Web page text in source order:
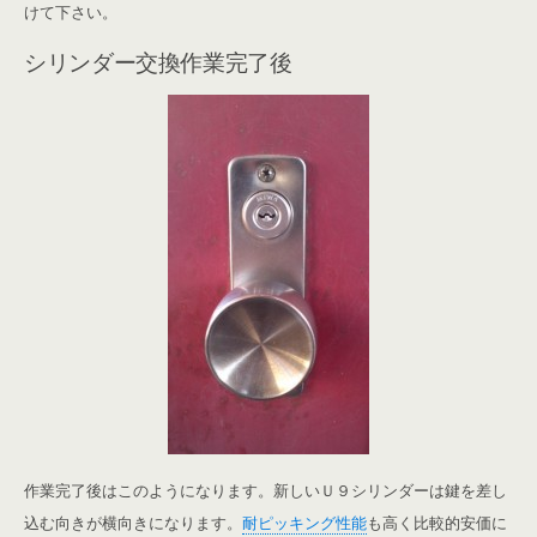
けて下さい。
シリンダー交換作業完了後
作業完了後はこのようになります。新しいＵ９シリンダーは鍵を差し
込む向きが横向きになります。 耐ピッキング性能も高く比較的安価に